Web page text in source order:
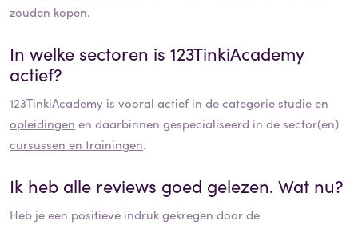
zouden kopen.
In welke sectoren is 123TinkiAcademy
actief?
123TinkiAcademy is vooral actief in de categoriestudie en
opleidingen en daarbinnen gespecialiseerd in de sector(en)
cursussen en trainingen.
Ik heb alle reviews goed gelezen. Wat nu?
Heb je een positieve indruk gekregen door de